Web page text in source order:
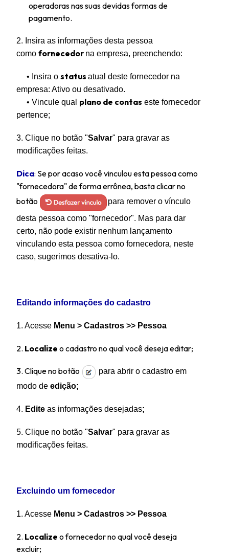
operadoras nas suas devidas formas de
pagamento.
2. Insira as informações desta pessoa
como fornecedor na empresa, preenchendo:
• Insira o status atual deste fornecedor na
empresa: Ativo ou desativado.
• Vincule qual plano de contas este fornecedor
pertence;
3. Clique no botão "Salvar" para gravar as
modificações feitas.
Dica: Se por acaso você vinculou esta pessoa como
"fornecedora" de forma errônea, basta clicar no
botão
para remover o vínculo
desta pessoa como "fornecedor". Mas para dar
certo, não pode existir nenhum lançamento
vinculando esta pessoa como fornecedora, neste
caso, sugerimos desativa-lo.
Editando informações do cadastro
1. Acesse Menu > Cadastros >> Pessoa
2. Localize o cadastro no qual você deseja editar;
3. Clique no botão
para abrir o cadastro em
modo de edição;
4. Edite as informações desejadas;
5. Clique no botão "Salvar" para gravar as
modificações feitas.
Excluindo um fornecedor
1. Acesse Menu > Cadastros >> Pessoa
2. Localize o fornecedor no qual você deseja
excluir;